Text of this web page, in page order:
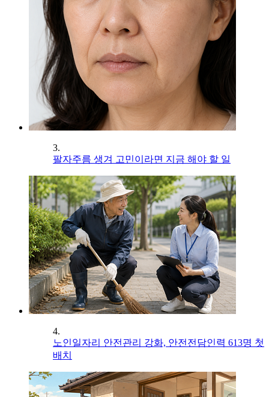
3.
팔자주름 생겨 고민이라면 지금 해야 할 일
4.
노인일자리 안전관리 강화, 안전전담인력 613명 첫
배치